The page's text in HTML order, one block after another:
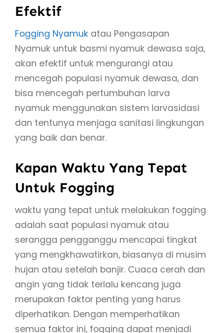
Efektif
Fogging Nyamuk atau Pengasapan
Nyamuk untuk basmi nyamuk dewasa saja,
akan efektif untuk mengurangi atau
mencegah populasi nyamuk dewasa, dan
bisa mencegah pertumbuhan larva
nyamuk menggunakan sistem larvasidasi
dan tentunya menjaga sanitasi lingkungan
yang baik dan benar.
Kapan Waktu Yang Tepat
Untuk Fogging
waktu yang tepat untuk melakukan fogging
adalah saat populasi nyamuk atau
serangga pengganggu mencapai tingkat
yang mengkhawatirkan, biasanya di musim
hujan atau setelah banjir. Cuaca cerah dan
angin yang tidak terlalu kencang juga
merupakan faktor penting yang harus
diperhatikan. Dengan memperhatikan
semua faktor ini, fogging dapat menjadi